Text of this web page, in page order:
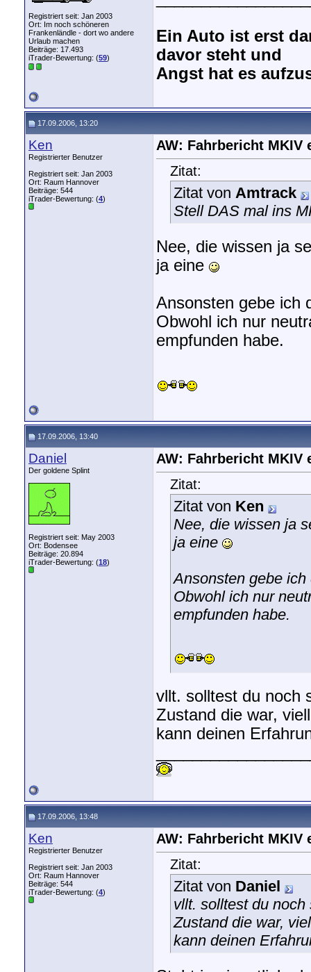
Registriert seit: Jan 2003
Ort: Im noch schöneren
Frankenländle - dort wo andere
Urlaub machen
Beiträge: 17.493
iTrader-Bewertung: (59)
Ein Auto ist erst
davor steht und
Angst hat es
17.09.2006, 13:20
Ken
Registrierter Benutzer
Registriert seit: Jan 2003
Ort: Raum Hannover
Beiträge: 544
iTrader-Bewertung: (4)
AW: Fahrbericht MKIV
Zitat:
Zitat von Amtrack
Stell DAS mal ins
Nee, die wissen ja
ja eine
Ansonsten gebe ich
Obwohl ich nur
empfunden habe.
17.09.2006, 13:40
Daniel
Der goldene Splint
Registriert seit: May 2003
Ort: Bodensee
Beiträge: 20.894
iTrader-Bewertung: (18)
AW: Fahrbericht MKIV
Zitat:
Zitat von Ken
Nee, die wissen ja
ja eine
Ansonsten gebe
Obwohl ich nur
empfunden habe.
vllt. solltest du noch
Zustand die war,
kann deinen
17.09.2006, 13:48
Ken
Registrierter Benutzer
Registriert seit: Jan 2003
Ort: Raum Hannover
Beiträge: 544
iTrader-Bewertung: (4)
AW: Fahrbericht MKIV
Zitat:
Zitat von Daniel
vllt. solltest du
Zustand die war,
kann deinen